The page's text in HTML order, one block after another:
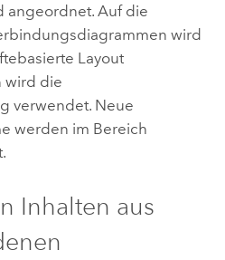
angeordnet. Auf die
wird
Layout
wird die
verwendet. Neue
werden im Bereich
Inhalten aus